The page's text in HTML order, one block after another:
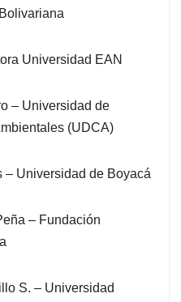
Universidad EAN
– Universidad de
(UDCA)
– Universidad de Boyacá
– Fundación
S. – Universidad